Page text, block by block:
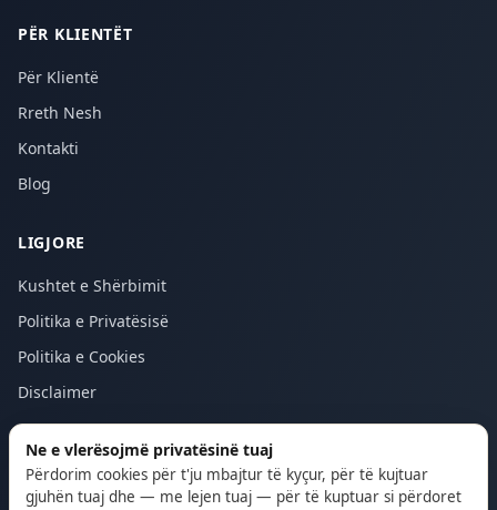
PËR KLIENTËT
Për Klientë
Rreth Nesh
Kontakti
Blog
LIGJORE
Kushtet e Shërbimit
Politika e Privatësisë
Politika e Cookies
Disclaimer
© 2026 Majstor24. Të gjitha të drejtat e rezervuara.
Ne e vlerësojmë privatësinë tuaj
Përdorim cookies për t'ju mbajtur të kyçur, për të kujtuar
gjuhën tuaj dhe — me lejen tuaj — për të kuptuar si përdoret